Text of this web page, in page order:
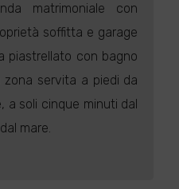
matrimoniale con
soffitta e garage
piastrellato con bagno
servita a piedi da
a soli cinque minuti dal
mare.